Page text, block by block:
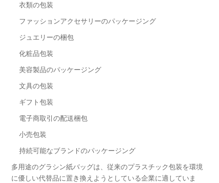
衣類の包装
ファッションアクセサリーのパッケージング
ジュエリーの梱包
化粧品包装
美容製品のパッケージング
文具の包装
ギフト包装
電子商取引の配送梱包
小売包装
持続可能なブランドのパッケージング
多用途のグラシン紙バッグは、従来のプラスチック包装を環​​境
に優しい代替品に置き換えようとしている企業に適していま